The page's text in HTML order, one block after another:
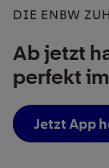
DIE ENBW
Ab jetzt
perfekt
Jetzt App